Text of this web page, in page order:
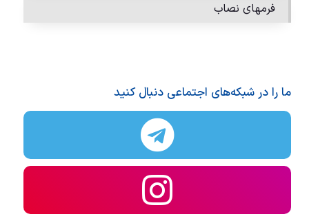
فرمهای نصاب
ما را در شبکه‌های اجتماعی دنبال کنید